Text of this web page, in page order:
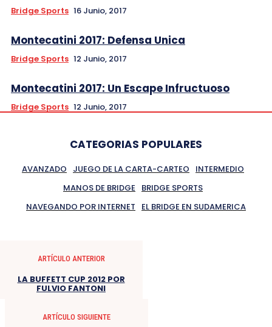
Bridge Sports 16 Junio, 2017
Montecatini 2017: Defensa Unica
Bridge Sports 12 Junio, 2017
Montecatini 2017: Un Escape Infructuoso
Bridge Sports 12 Junio, 2017
CATEGORIAS POPULARES
AVANZADO JUEGO DE LA CARTA-CARTEO
INTERMEDIO
MANOS DE BRIDGE
BRIDGE SPORTS
NAVEGANDO POR INTERNET
EL BRIDGE EN SUDAMERICA
ARTÍCULO ANTERIOR
LA BUFFETT CUP 2012 POR
FULVIO FANTONI
ARTÍCULO SIGUIENTE